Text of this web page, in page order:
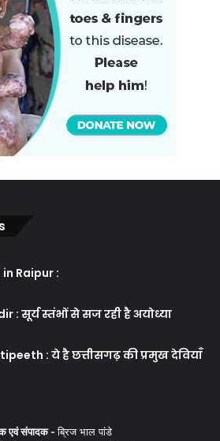
Raipur :
: सूर्य स्तंभों से सज रही है अयोध्या
: ये है छत्तीसगढ़ की प्रमुख देवियाँ
एवं संपादक -ब्रिज भाल पांडे